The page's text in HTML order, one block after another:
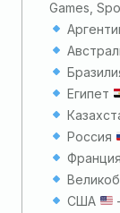
Games,
Египет
Россия
Франция
США